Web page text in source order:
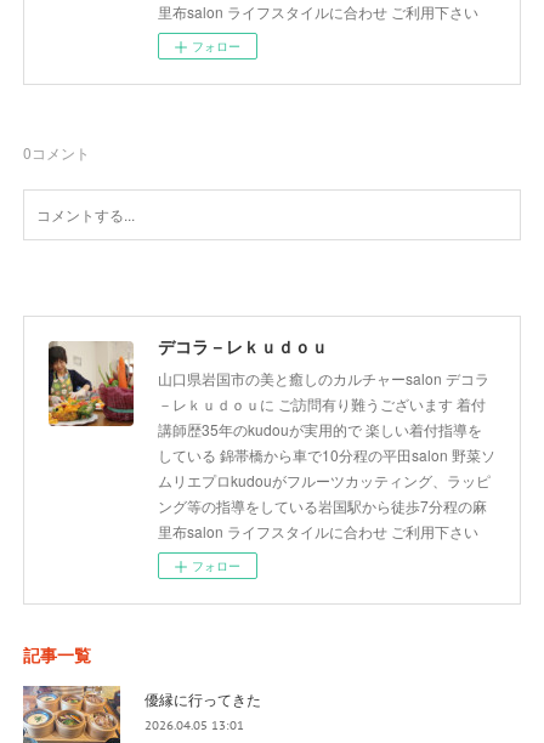
里布salon ライフスタイルに合わせ ご利用下さい
フォロー
0コメント
デコラ－レｋｕｄｏｕ
山口県岩国市の美と癒しのカルチャーsalon デコラ
－レｋｕｄｏｕに ご訪問有り難うございます 着付
講師歴35年のkudouが実用的で 楽しい着付指導を
している 錦帯橋から車で10分程の平田salon 野菜ソ
ムリエプロkudouがフルーツカッティング、ラッピ
ング等の指導をしている岩国駅から徒歩7分程の麻
里布salon ライフスタイルに合わせ ご利用下さい
フォロー
記事一覧
優縁に行ってきた
2026.04.05 13:01